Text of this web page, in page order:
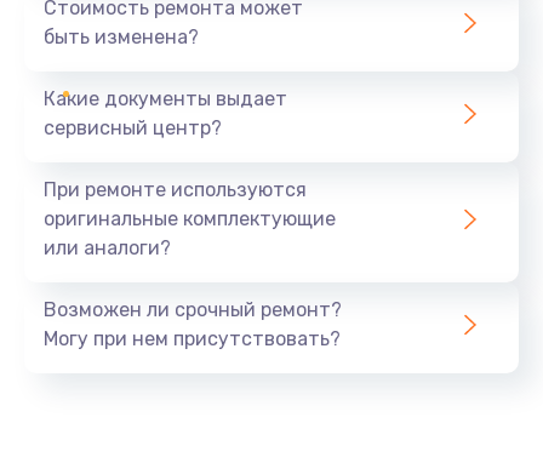
Замена разъёма наушников (гарнитуры)
Замена кнопок громкости
Заказать
Стоимость ремонта может
быть изменена?
Какие документы выдает
сервисный центр?
При ремонте используются
оригинальные комплектующие
или аналоги?
Возможен ли срочный ремонт?
Могу при нем присутствовать?